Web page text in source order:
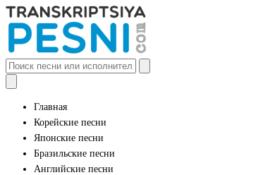
Главная
Корейские песни
Японские песни
Бразильские песни
Английские песни